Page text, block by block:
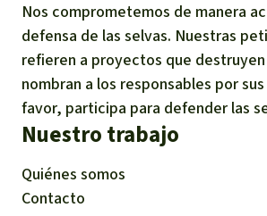
Nos comprometemos de manera
defensa de las selvas. Nuestras
refieren a proyectos que
nombran a los responsables por
favor, participa para defender las
Nuestro trabajo
Quiénes somos
Contacto